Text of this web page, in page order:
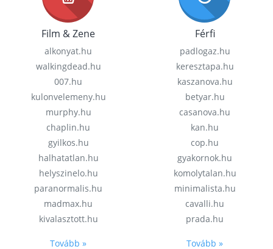
Film & Zene
alkonyat.hu
walkingdead.hu
007.hu
kulonvelemeny.hu
murphy.hu
chaplin.hu
gyilkos.hu
halhatatlan.hu
helyszinelo.hu
paranormalis.hu
madmax.hu
kivalasztott.hu
Tovább »
Férfi
padlogaz.hu
keresztapa.hu
kaszanova.hu
betyar.hu
casanova.hu
kan.hu
cop.hu
gyakornok.hu
komolytalan.hu
minimalista.hu
cavalli.hu
prada.hu
Tovább »